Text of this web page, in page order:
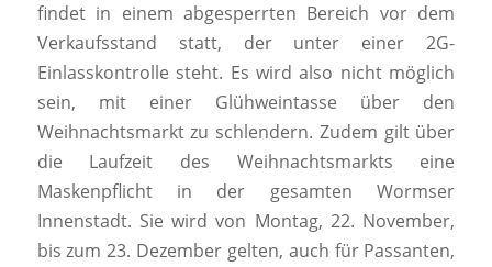
findet in einem abgesperrten Bereich vor dem
Verkaufsstand statt, der unter einer 2G-
Einlasskontrolle steht. Es wird also nicht möglich
sein, mit einer Glühweintasse über den
Weihnachtsmarkt zu schlendern. Zudem gilt über
die Laufzeit des Weihnachtsmarkts eine
Maskenpflicht in der gesamten Wormser
Innenstadt. Sie wird von Montag, 22. November,
bis zum 23. Dezember gelten, auch für Passanten,